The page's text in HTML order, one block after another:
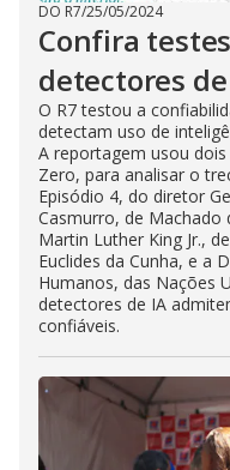
DO R7/25/05/2024
Confira
detectores
O R7 testou a
detectam uso de
A reportagem usou
Zero, para analisar o
Episódio 4, do diretor
Casmurro, de Machado
Martin Luther King Jr.,
Euclides da Cunha, e a
Humanos, das Nações
detectores de IA
confiáveis.